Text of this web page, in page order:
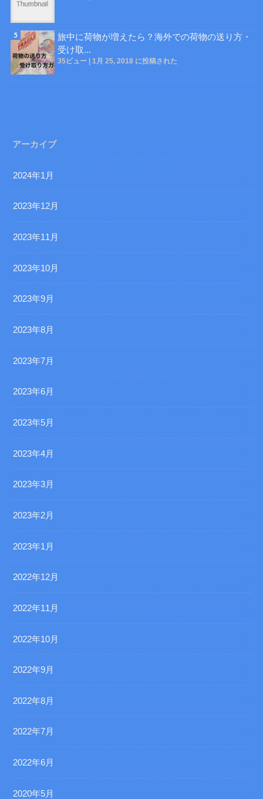
旅中に荷物が増えたら？海外での荷物の送り方・
受け取...
35ビュー| 1月 25, 2018 に投稿された
アーカイブ
2024年1月
2023年12月
2023年11月
2023年10月
2023年9月
2023年8月
2023年7月
2023年6月
2023年5月
2023年4月
2023年3月
2023年2月
2023年1月
2022年12月
2022年11月
2022年10月
2022年9月
2022年8月
2022年7月
2022年6月
2020年5月